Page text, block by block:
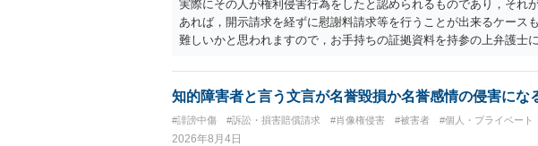
実際にその人が権利侵害行為をしたと認められるものであり，それ
あれば，開示請求を経ずに慰謝料請求等を行うことが出来るケース
難しいかと思われますので，お手持ちの証拠資料を持参の上弁護士
知的障害者と言う文言が名誉毀損か名誉感情の侵害にな
#誹謗中傷 #訴訟・損害賠償請求 #肖像権侵害 #被害者 #個人・プライベート
2026年8月4日